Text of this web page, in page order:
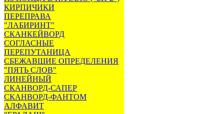
КИРПИЧИКИ
ПЕРЕПРАВА
"ЛАБИРИНТ"
СКАНКЕЙВОРД
СОГЛАСНЫЕ
ПЕРЕПУТАНИЦА
СБЕЖАВШИЕ ОПРЕДЕЛЕНИЯ
"ПЯТЬ СЛОВ"
ЛИНЕЙНЫЙ
СКАНВОРД-САПЕР
СКАНВОРД-ФАНТОМ
АЛФАВИТ